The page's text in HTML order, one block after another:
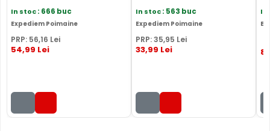
In stoc: 666 buc
Expediem Poimaine
PRP: 56,16 Lei
54,99 Lei
In stoc: 563 buc
Expediem Poimaine
PRP:35,95 Lei
33,99 Lei
In